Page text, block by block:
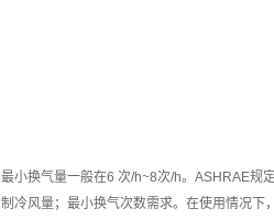
小换气量一般在6 次/h~8次/h。ASHRAE
冷风量；最小换气次数需求。在使用情况下